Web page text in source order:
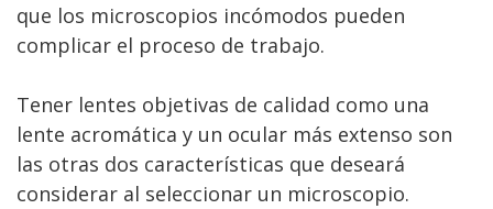
que los microscopios incómodos pueden
complicar el proceso de trabajo.
Tener lentes objetivas de calidad como una
lente acromática y un ocular más extenso son
las otras dos características que deseará
considerar al seleccionar un microscopio.